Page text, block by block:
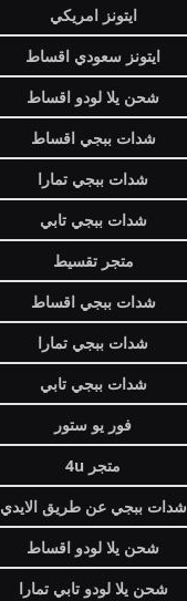
ايتونز امريكي
ايتونز سعودي اقساط
شحن يلا لودو اقساط
شدات ببجي اقساط
شدات ببجي تمارا
شدات ببجي تابي
متجر تقسيط
شدات ببجي اقساط
شدات ببجي تمارا
شدات ببجي تابي
فور يو ستور
متجر 4u
شدات ببجي عن طريق الايدي
شحن يلا لودو اقساط
شحن يلا لودو تابي تمارا